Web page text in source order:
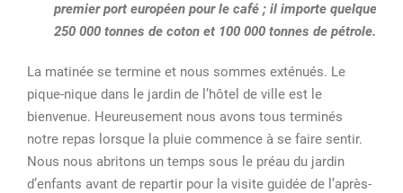
premier port européen pour le café ; il importe quelque
250 000 tonnes de coton et 100 000 tonnes de pétrole.
La matinée se termine et nous sommes exténués. Le
pique-nique dans le jardin de l’hôtel de ville est le
bienvenue. Heureusement nous avons tous terminés
notre repas lorsque la pluie commence à se faire sentir.
Nous nous abritons un temps sous le préau du jardin
d’enfants avant de repartir pour la visite guidée de l’après-